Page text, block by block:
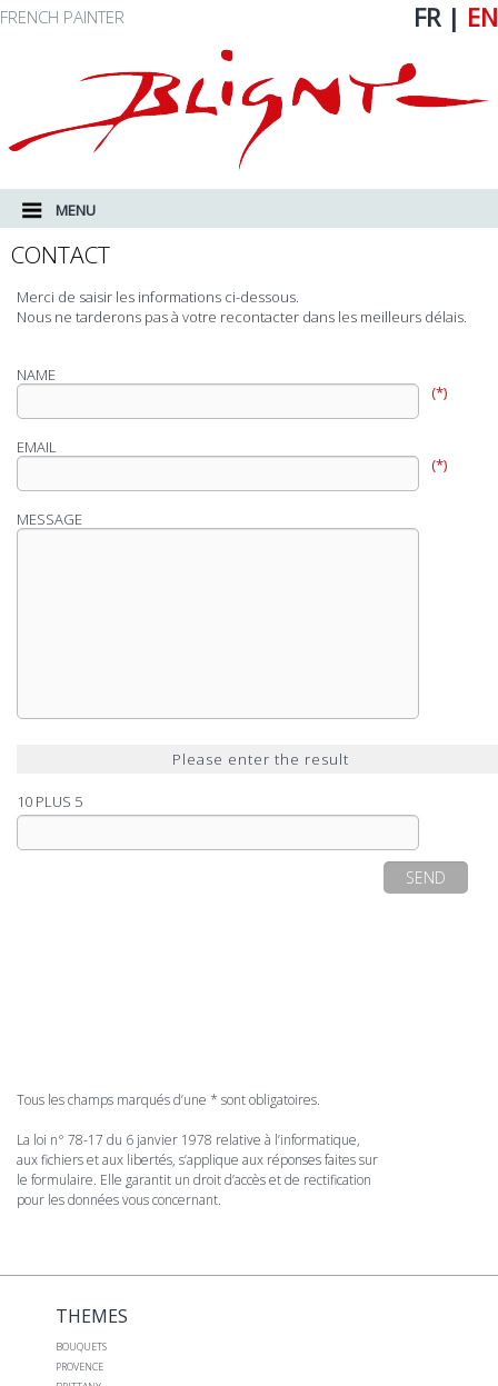
FR| EN
FRENCH PAINTER
MAIN MENU
SKIP TO PRIMARY CONTENT
SKIP TO SECONDARY CONTENT
MENU
CONTACT
Merci de saisir les informations ci-dessous.
Nous ne tarderons pas à votre recontacter dans les meilleurs délais.
NAME
(*)
EMAIL
(*)
MESSAGE
Please enter the result
10 PLUS 5
Tous les champs marqués d’une * sont obligatoires.
La loi n° 78-17 du 6 janvier 1978 relative à l’informatique,
aux fichiers et aux libertés, s’applique aux réponses faites sur
le formulaire. Elle garantit un droit d’accès et de rectification
pour les données vous concernant.
THEMES
BOUQUETS
PROVENCE